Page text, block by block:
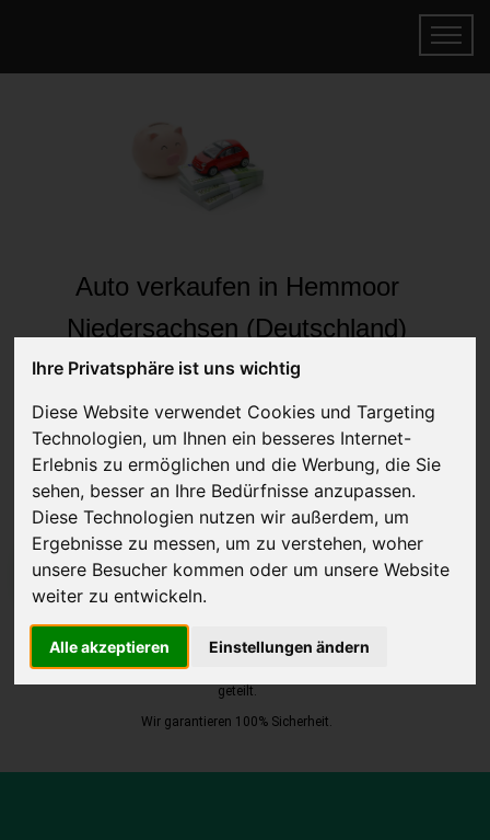
Ihre Privatsphäre ist uns wichtig
Diese Website verwendet Cookies und Targeting
Technologien, um Ihnen ein besseres Internet-
Erlebnis zu ermöglichen und die Werbung, die Sie
sehen, besser an Ihre Bedürfnisse anzupassen.
Diese Technologien nutzen wir außerdem, um
Ergebnisse zu messen, um zu verstehen, woher
unsere Besucher kommen oder um unsere Website
weiter zu entwickeln.
Alle akzeptieren Einstellungen ändern
Auto verkaufen in Hemmoor
Niedersachsen (Deutschland)
Online Auto verkaufen & gratis abholen
Auf Wunsch sofort Geld für Ihr Auto erhalten
JETZT KOSTENLOSE BEWERTUNG
Kostenloses Angebotfür den Ankauf Ihres Autos inklusive der
Abholung, auf Wunsch sofort Geld. Ihre Daten werden nicht mit Dritten
geteilt.
Wir garantieren 100% Sicherheit.